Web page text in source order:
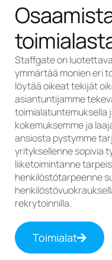
Staffgate on
ymmärtää monien eri
löytää oikeat tekijät
asiantuntijamme
toimialatuntemuksella
kokemuksemme ja
ansiosta pystymme
yrityksellenne sopivia
liiketoimintanne
henkilöstötarpeenne
rekrytoinnilla.
Toimialat